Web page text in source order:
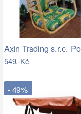
549,-Kč
- 49%